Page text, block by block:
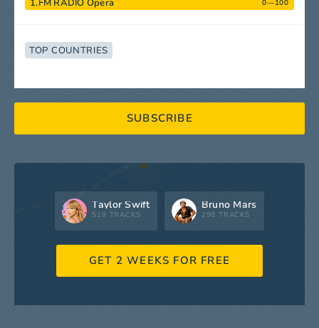
1.FM RADIO Opera 0—100
TOP COUNTRIES
SUBSCRIBE
Taylor Swift
519 TRACKS
Bruno Mars
298 TRACKS
GET 2 WEEKS FOR FREE